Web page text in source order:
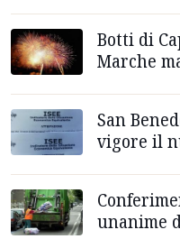
Botti di
Marche
San
vigore il
unanime